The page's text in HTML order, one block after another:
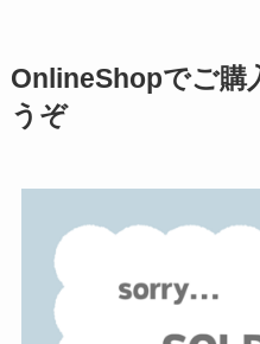
OnlineShopでご購
うぞ